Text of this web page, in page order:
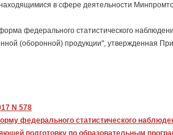
в сфере деятельности
федерального статистического
(оборонной) продукции", утвержденная
N 578
федерального статистического
подготовку по образовательным